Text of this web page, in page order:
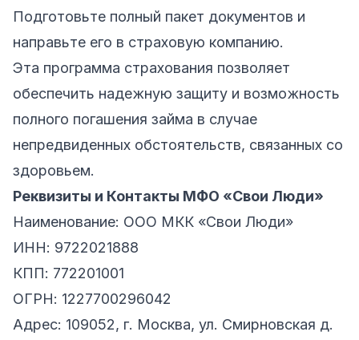
Подготовьте полный пакет документов и
направьте его в страховую компанию.
Эта программа страхования позволяет
обеспечить надежную защиту и возможность
полного погашения займа в случае
непредвиденных обстоятельств, связанных со
здоровьем.
Реквизиты и Контакты МФО «Свои Люди»
Наименование: ООО МКК «Свои Люди»
ИНН: 9722021888
КПП: 772201001
ОГРН: 1227700296042
Адрес: 109052, г. Москва, ул. Смирновская д.